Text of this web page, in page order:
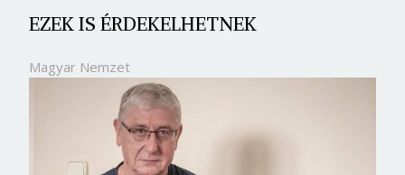
EZEK IS ÉRDEKELHETNEK
Magyar Nemzet